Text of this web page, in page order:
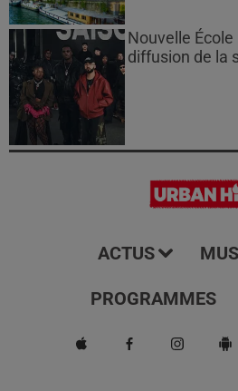
Nouvelle
diffusion de la
ACTUS
PROGRAMMES